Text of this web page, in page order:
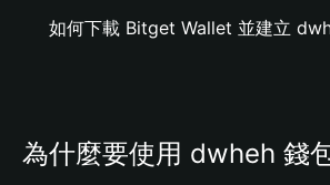
如何下載 Bitget Wallet 並建立
為什麼要使用 dwheh 錢